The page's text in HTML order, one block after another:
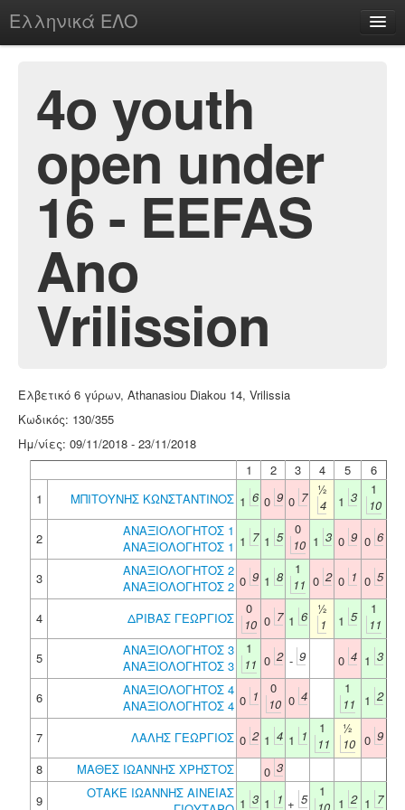
Ελληνικά ΕΛΟ
chesstu.be @ discord
Login
4o youth
open under
16 - EEFAS
Ano
Vrilission
Ελβετικό 6 γύρων, Athanasiou Diakou 14, Vrilissia
Κωδικός: 130/355
Ημ/νίες: 09/11/2018 - 23/11/2018
1
2 3 4 5
6
1
ΜΠΙΤΟΥΝΗΣ ΚΩΝΣΤΑΝΤΙΝΟΣ 1 6 0 9 0 7
½
4
1 3
1
10
2
ΑΝΑΞΙΟΛΟΓΗΤΟΣ 1
ΑΝΑΞΙΟΛΟΓΗΤΟΣ 1 1 7 1 5
0
10 1 3 0 9 0 6
3
ΑΝΑΞΙΟΛΟΓΗΤΟΣ 2
ΑΝΑΞΙΟΛΟΓΗΤΟΣ 2 0 9 1 8
1
11 0 2 0 1 0 5
4 ΔΡΙΒΑΣ ΓΕΩΡΓΙΟΣ
0
10 0 7 1 6
½
1
1 5
1
11
5
ΑΝΑΞΙΟΛΟΓΗΤΟΣ 3
ΑΝΑΞΙΟΛΟΓΗΤΟΣ 3
1
11 0 2 - 9 0 4 1 3
6
ΑΝΑΞΙΟΛΟΓΗΤΟΣ 4
ΑΝΑΞΙΟΛΟΓΗΤΟΣ 4 0 1
0
10 0 4
1
11
1 2
7 ΛΑΛΗΣ ΓΕΩΡΓΙΟΣ 0 2 1 4 1 1
1
11
½
10 0 9
8
ΜΑΘΕΣ ΙΩΑΝΝΗΣ ΧΡΗΣΤΟΣ 0 3
9
ΟΤΑΚΕ ΙΩΑΝΝΗΣ ΑΙΝΕΙΑΣ
1 3 1 1 + 5
1
1 2 1 7